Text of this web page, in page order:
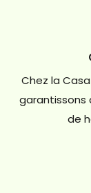
Chez la
garantissons
de